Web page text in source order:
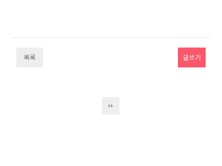
목록 글쓰기